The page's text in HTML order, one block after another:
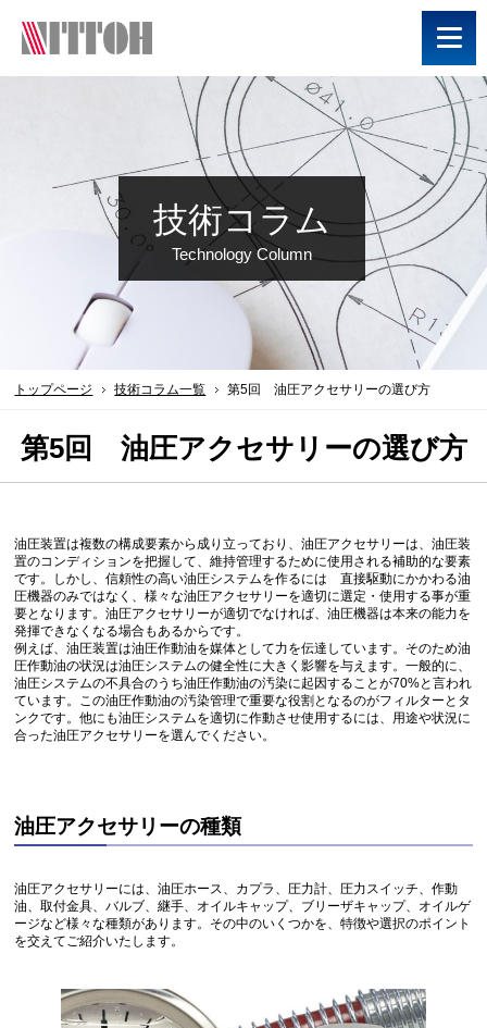
技術コラム
Technology Column
トップページ 技術コラム一覧 第5回 油圧アクセサリーの選び方
第5回 油圧アクセサリーの選び方
油圧装置は複数の構成要素から成り立っており、油圧アクセサリーは、油圧装
置のコンディションを把握して、維持管理するために使用される補助的な要素
です。しかし、信頼性の高い油圧システムを作るには 直接駆動にかかわる油
圧機器のみではなく、様々な油圧アクセサリーを適切に選定・使用する事が重
要となります。油圧アクセサリーが適切でなければ、油圧機器は本来の能力を
発揮できなくなる場合もあるからです。
例えば、油圧装置は油圧作動油を媒体として力を伝達しています。そのため油
圧作動油の状況は油圧システムの健全性に大きく影響を与えます。一般的に、
油圧システムの不具合のうち油圧作動油の汚染に起因することが70%と言われ
ています。この油圧作動油の汚染管理で重要な役割となるのがフィルターとタ
ンクです。他にも油圧システムを適切に作動させ使用するには、用途や状況に
合った油圧アクセサリーを選んでください。
油圧アクセサリーの種類
油圧アクセサリーには、油圧ホース、カプラ、圧力計、圧力スイッチ、作動
油、取付金具、バルブ、継手、オイルキャップ、ブリーザキャップ、オイルゲ
ージなど様々な種類があります。その中のいくつかを、特徴や選択のポイント
を交えてご紹介いたします。